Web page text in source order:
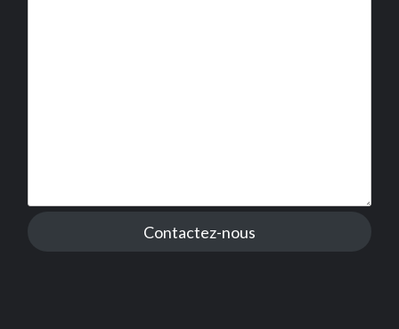
Contactez-nous